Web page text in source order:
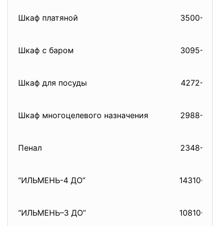
Шкаф платяной 3500-00
Шкаф с баром 3095-00
Шкаф для посуды 4272-00
Шкаф многоцелевого назначения 2988-00
Пенал 2348-00
“ИЛЬМЕНЬ-4 ДО” 14310-00
“ИЛЬМЕНЬ–3 ДО” 10810-00